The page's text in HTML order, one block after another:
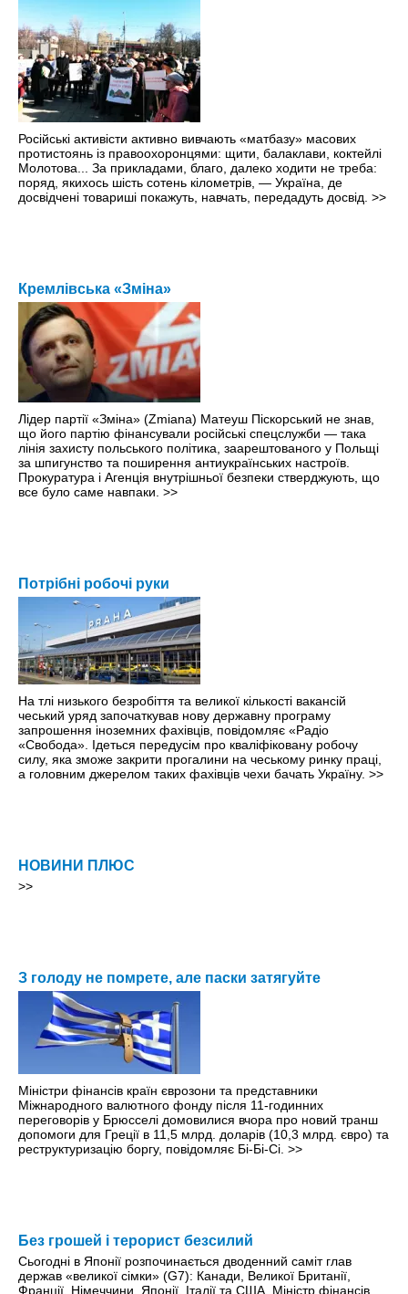
Російські активісти активно вивчають «матбазу» масових
протистоянь із правоохоронцями: щити, балаклави, коктейлі
Молотова... За прикладами, благо, далеко ходити не треба:
поряд, якихось шість сотень кілометрів, — Україна, де
досвідчені товариші покажуть, навчать, передадуть досвід. >>
Кремлівська «Зміна»
Лідер партії «Зміна» (Zmiana) Матеуш Піскорський не знав,
що його партію фінансували російські спецслужби — така
лінія захисту польського політика, заарештованого у Польщі
за шпигунство та поширення антиукраїнських настроїв.
Прокуратура і Агенція внутрішньої безпеки стверджують, що
все було саме навпаки. >>
Потрібні робочі руки
На тлі низького безробіття та великої кількості вакансій
чеський уряд започаткував нову державну програму
запрошення іноземних фахівців, повідомляє «Радіо
«Свобода». Ідеться передусім про кваліфіковану робочу
силу, яка зможе закрити прогалини на чеському ринку праці,
а головним джерелом таких фахівців чехи бачать Україну. >>
НОВИНИ ПЛЮС
>>
З голоду не помрете, але паски затягуйте
Міністри фінансів країн єврозони та представники
Міжнародного валютного фонду після 11-годинних
переговорів у Брюсселі домовилися вчора про новий транш
допомоги для Греції в 11,5 млрд. доларів (10,3 млрд. євро) та
реструктуризацію боргу, повідомляє Бі-Бі-Сі. >>
Без грошей і терорист безсилий
Сьогодні в Японії розпочинається дводенний саміт глав
держав «великої сімки» (G7): Канади, Великої Британії,
Франції, Німеччини, Японії, Італії та США. Міністр фінансів